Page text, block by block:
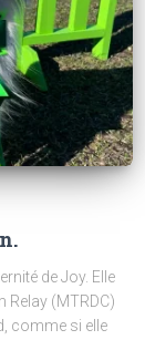
de Joy. Elle
Relay (MTRDC)
comme si elle